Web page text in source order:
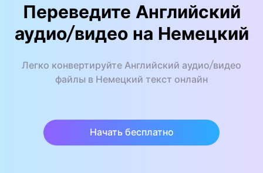
Переведите Английский
аудио/видео на Немецкий
Легко конвертируйте Английский аудио/видео
файлы в Немецкий текст онлайн
Начать бесплатно